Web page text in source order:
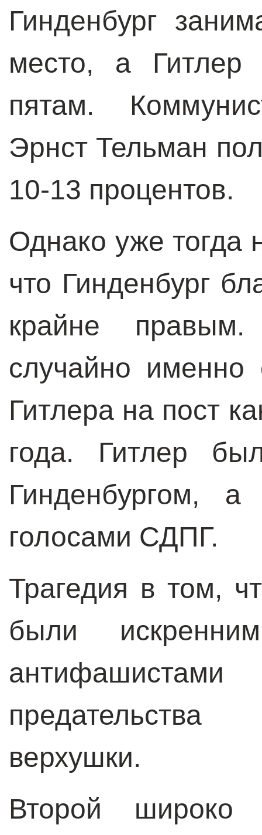
Гинденбург
место, а
пятам.
Эрнст Тельман
10-13 процентов.
Однако уже тогда
что Гинденбург
крайне
случайно
Гитлера на пост
года. Гитлер
Гинденбургом, а
голосами СДПГ.
Трагедия в том,
были
верхушки.
Второй широко